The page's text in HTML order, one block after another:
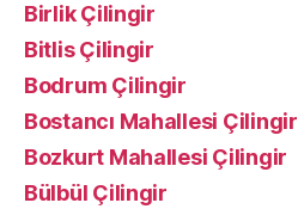
Birlik Çilingir
Bitlis Çilingir
Bodrum Çilingir
Bostancı Mahallesi Çilingir
Bozkurt Mahallesi Çilingir
Bülbül Çilingir